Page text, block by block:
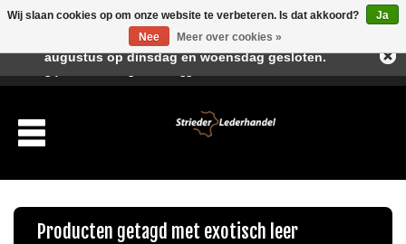
Producten getagd met exotisch leer
Wij slaan cookies op om onze website te verbeteren. Is dat akkoord?
Ja
Nee
Meer over cookies »
Beste klant, I.v.m. de vakantieperiode zijn wij in juli en
augustus op dinsdag en woensdag gesloten.